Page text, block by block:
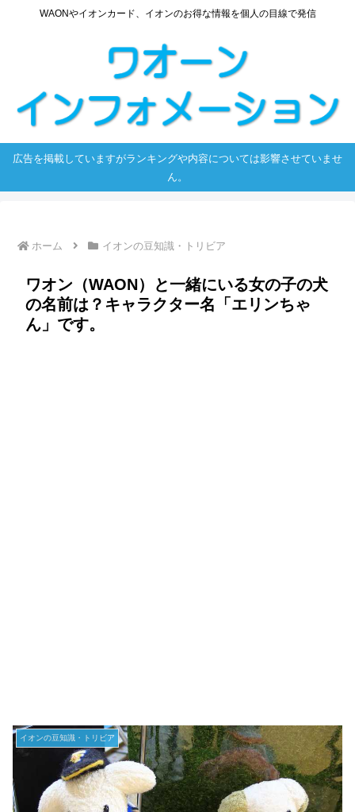
WAONやイオンカード、イオンのお得な情報を個人の目線で発信
広告を掲載していますがランキングや内容については影響させていませ
ん。
ホーム イオンの豆知識・トリビア
ワオン（WAON）と一緒にいる女の子の犬
の名前は？キャラクター名「エリンちゃ
ん」です。
イオンの豆知識・トリビア